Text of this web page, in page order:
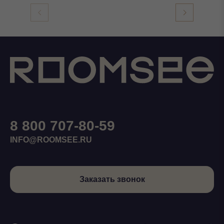
8 800 707-80-59
INFO@ROOMSEE.RU
Заказать звонок